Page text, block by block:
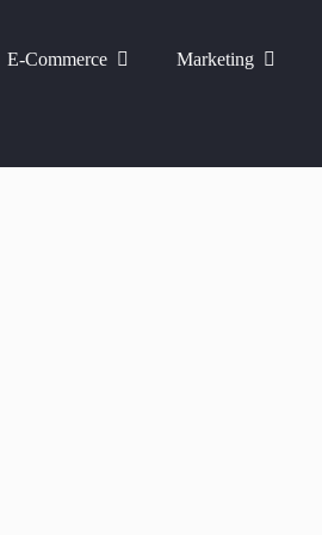
E-Commerce Marketing